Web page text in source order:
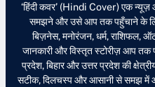
‘हिंदी कवर’ (Hindi Cover) एक न्यूज़
समझने और उसे आप तक पहुँचाने के
बिज़नेस, मनोरंजन, धर्म, राशिफल,
जानकारी और विस्तृत स्टोरीज़ आप तक
प्रदेश, बिहार और उत्तर प्रदेश की
सटीक, दिलचस्प और आसानी से समझ में